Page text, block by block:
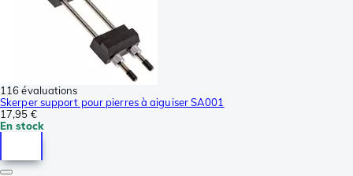
116 évaluations
Skerper support pour pierres à aiguiser SA001
17,95 €
En stock